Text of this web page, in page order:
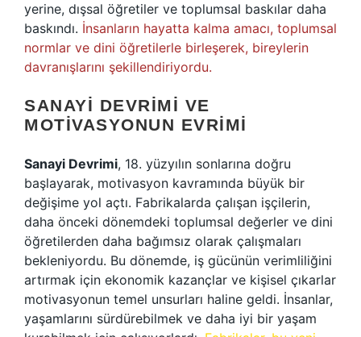
yerine, dışsal öğretiler ve toplumsal baskılar daha
baskındı. İnsanların hayatta kalma amacı, toplumsal
normlar ve dini öğretilerle birleşerek, bireylerin
davranışlarını şekillendiriyordu.
SANAYI DEVRIMI VE
MOTIVASYONUN EVRIMI
Sanayi Devrimi, 18. yüzyılın sonlarına doğru
başlayarak, motivasyon kavramında büyük bir
değişime yol açtı. Fabrikalarda çalışan işçilerin,
daha önceki dönemdeki toplumsal değerler ve dini
öğretilerden daha bağımsız olarak çalışmaları
bekleniyordu. Bu dönemde, iş gücünün verimliliğini
artırmak için ekonomik kazançlar ve kişisel çıkarlar
motivasyonun temel unsurları haline geldi. İnsanlar,
yaşamlarını sürdürebilmek ve daha iyi bir yaşam